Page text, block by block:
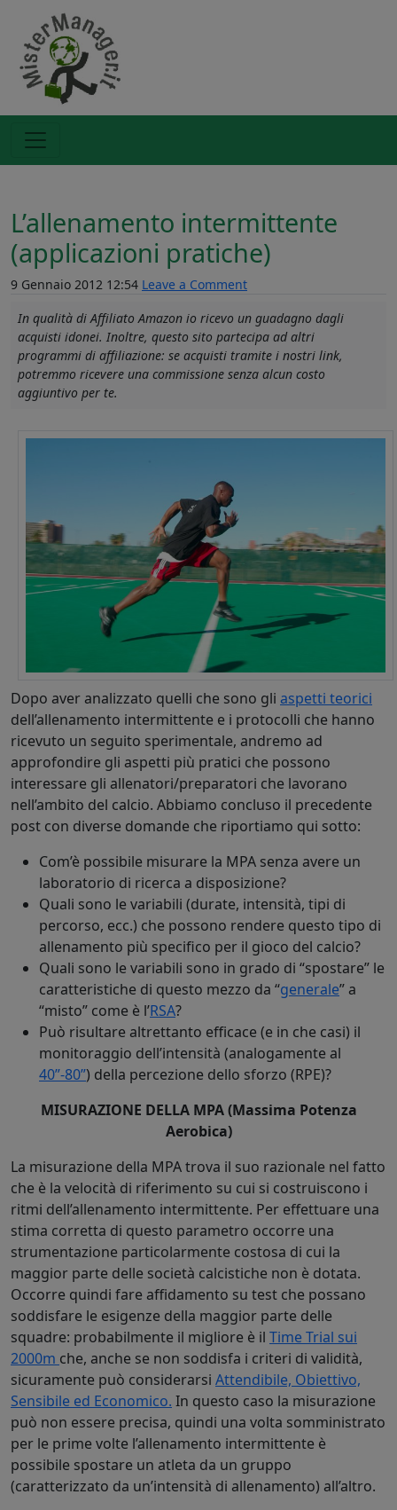
L’allenamento intermittente
(applicazioni pratiche)
9 Gennaio 2012 12:54 Leave a Comment
In qualità di Affiliato Amazon io ricevo un guadagno dagli
acquisti idonei. Inoltre, questo sito partecipa ad altri
programmi di affiliazione: se acquisti tramite i nostri link,
potremmo ricevere una commissione senza alcun costo
aggiuntivo per te.
Dopo aver analizzato quelli che sono gli aspetti teorici
dell’allenamento intermittente e i protocolli che hanno
ricevuto un seguito sperimentale, andremo ad
approfondire gli aspetti più pratici che possono
interessare gli allenatori/preparatori che lavorano
nell’ambito del calcio. Abbiamo concluso il precedente
post con diverse domande che riportiamo qui sotto:
Com’è possibile misurare la MPA senza avere un
laboratorio di ricerca a disposizione?
Quali sono le variabili (durate, intensità, tipi di
percorso, ecc.) che possono rendere questo tipo di
allenamento più specifico per il gioco del calcio?
Quali sono le variabili sono in grado di “spostare” le
caratteristiche di questo mezzo da “generale” a
“misto” come è l’RSA?
Può risultare altrettanto efficace (e in che casi) il
monitoraggio dell’intensità (analogamente al
40”-80”) della percezione dello sforzo (RPE)?
MISURAZIONE DELLA MPA (Massima Potenza
Aerobica)
La misurazione della MPA trova il suo razionale nel fatto
che è la velocità di riferimento su cui si costruiscono i
ritmi dell’allenamento intermittente. Per effettuare una
stima corretta di questo parametro occorre una
strumentazione particolarmente costosa di cui la
maggior parte delle società calcistiche non è dotata.
Occorre quindi fare affidamento su test che possano
soddisfare le esigenze della maggior parte delle
squadre: probabilmente il migliore è il Time Trial sui
2000m che, anche se non soddisfa i criteri di validità,
sicuramente può considerarsi Attendibile, Obiettivo,
Sensibile ed Economico. In questo caso la misurazione
può non essere precisa, quindi una volta somministrato
per le prime volte l’allenamento intermittente è
possibile spostare un atleta da un gruppo
(caratterizzato da un’intensità di allenamento) all’altro.